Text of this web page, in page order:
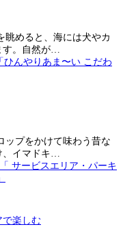
眺めると、海には犬やカ
す。自然が…
ップをかけて味わう昔な
、イマドキ…
で楽しむ